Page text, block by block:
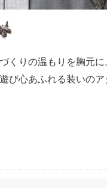
くりの温もりを胸元に
び心あふれる装いのア